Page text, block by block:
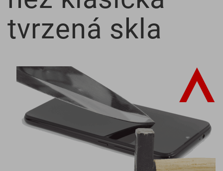
tvrzená skla